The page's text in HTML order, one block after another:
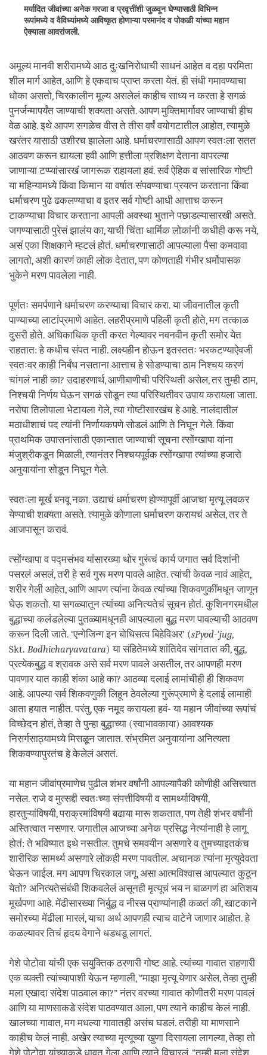
मर्यादित जीवांच्या अनेक गरजा व प्रवृत्तींशी जुळवून घेण्यासाठी विभिन्न
रूपांमध्ये व वैविध्यांमध्ये आविष्कृत होणाऱ्या परमानंद व पोकळी यांच्या महान
ऐक्याला आदरांजली.
अमूल्य मानवी शरीरामध्ये आठ दुःखनिरोधाची साधनं आहेत व दहा परमिता
शील मार्ग आहेत, आणि हे एकदाच प्राप्त करता येतं. ही संधी गमावण्याचा
धोका असतो, चिरकालीन मूल्य असलेलं काहीच साध्य न करता हे सगळं
पुनर्जन्मापर्यंत जाण्याची शक्यता असते. आपण मुक्तिमार्गावर जाण्याची हीच
वेळ आहे. इथे आपण सगळेच वीस ते तीस वर्षं वयोगटातील आहोत, त्यामुळे
खरंतर यासाठी उशीरच झालेला आहे. धर्माचरणासाठी आपण स्वतःला सतत
आठवण करून द्यायला हवी आणि हत्तीला प्रशिक्षण देताना वापरल्या
जाणाऱ्या टप्प्यांसारखं जागरूक राहायला हवं. सर्व ऐहिक व सांसारिक गोष्टी
या महिन्यामध्ये किंवा किमान या वर्षात संपवण्याचा प्रयत्न करताना किंवा
धर्माचरण पुढे ढकलण्याचा व इतर सर्व गोष्टी आधी आत्ताच करून
टाकण्याचा विचार करताना आपली अवस्था भुताने पछाडल्यासारखी असते.
जगण्यासाठी पुरेसं झालंय का, याची चिंता धार्मिक लोकांनी कधीही करू नये,
असं एका शिक्षकाने म्हटलं होतं. धर्माचरणासाठी आपल्याला पैसा कमवावा
लागतो, अशी कारणं काही लोक देतात, पण कोणताही गंभीर धर्मोपासक
भुकेने मरण पावलेला नाही.
पूर्णतः समर्पणाने धर्माचरण करण्याचा विचार करा. या जीवनातील कृती
पाण्याच्या लाटांप्रमाणे आहेत. लहरीप्रमाणे पहिली कृती होते, मग तत्काळ
दुसरी होते. अधिकाधिक कृती करत गेल्यावर नवनवीन कृती समोर येत
राहतात: हे कधीच संपत नाही. लक्ष्यहीन होऊन इतस्ततः भरकटण्याऐवजी
स्वतःवर काही निर्बंध नसताना आत्ताच हे सोडण्याचा ठाम निश्चय करणं
चांगलं नाही का? उदाहरणार्थ, आणीबाणीची परिस्थिती असेल, तर तुम्ही ठाम,
निश्चयी निर्णय घेऊन सगळं सोडून त्या परिस्थितीवर उपाय करायला जाता.
नरोपा तिलोपाला भेटायला गेले, त्या गोष्टीसारखंच हे आहे. नालंदातील
मठाधीशाचं पद त्यांनी निर्णायकपणे सोडलं आणि ते निघून गेले. किंवा
प्राथमिक उपासनांसाठी एकान्तात जाण्याची सूचना त्सोंग्खापा यांना
मंजुश्रीकडून मिळाली, त्यानंतर निश्चयपूर्वक त्सोंग्खापा त्यांच्या हजारो
अनुयायांना सोडून निघून गेले.
स्वतःला मूर्ख बनवू नका. उद्याचं धर्माचरण होण्यापूर्वी आजचा मृत्यू लवकर
येण्याची शक्यता असते. त्यामुळे कोणाला धर्माचरण करायचं असेल, तर ते
आजपासून करावं.
त्सोंग्खापा व पद्मसंभव यांसारख्या थोर गुरूंचं कार्य जगात सर्व दिशांनी
पसरलं असलं, तरी हे सर्व गुरू मरण पावले आहेत. त्यांची केवळ नावं आहेत,
शरीर गेली आहेत, आणि आपण त्यांना केवळ त्यांच्या शिकवणुकींमधून जाणून
घेऊ शकतो. या सगळ्यातून त्यांच्या अनित्यतेचं सूचन होतं. कुशिनगरमधील
बुद्धाच्या कलंडलेल्या पुतळ्यामधूनही आपल्याला बुद्ध मरण पावल्याची आठवण
करून दिली जाते. ‘एन्गेजिन्ग इन बोधिसत्व बिहेविअर’ (sPyod-‘jug,
Skt. Bodhicharyavatara) या संहितेमध्ये शांतिदेव सांगतात की, बुद्ध,
प्रत्येकबुद्ध व श्रावक असे सर्व मरण पावले असतील, तर आपणही मरण
पावणार यात काही शंका आहे का? आठव्या दलाई लामांचीही ही शिकवण
आहे. आपल्या सर्व शिकवणुकी लिहून ठेवलेल्या गुरूंप्रमाणे हे दलाई लामाही
आता हयात नाहीत. परंतु, एक नमूद करायला हवं- या महान जीवांच्या रूपांचं
विच्छेदन होतं, तेव्हा ते पुन्हा बुद्धाच्या (स्वाभावकाया) आवश्यक
निसर्गसाठ्यामध्ये मिसळून जातात. संभ्रमित अनुयायांना अनित्यता
शिकवण्यापुरतंच हे केलेलं असतं.
या महान जीवांप्रमाणेच पुढील शंभर वर्षांनी आपल्यापैकी कोणीही असित्त्वात
नसेल. राजे व मुत्सद्दी स्वतःच्या संपत्तीविषयी व सामर्थ्याविषयी,
हारतुऱ्यांविषयी, पराक्रमांविषयी बढाया मारू शकतात, पण तेही शंभर वर्षांनी
अस्तित्वात नसणार. जगातील आजच्या अनेक प्रसिद्ध नेत्यांनाही हे लागू
होतं: ते भविष्यात इथे नसतील. तुमचे समवयीन असणारे व तुमच्याइतकंच
शारीरिक सामर्थ्य असणारे लोकही मरण पावतील. अचानक त्यांना मृत्युदेवता
घेऊन जाईल. मग आपण चिरकाल जगू, असा आत्मविश्वास आपल्यात कुठून
येतो? अनित्यतेसंबंधी शिकवलेलं असूनही मृत्यूचं भय न बाळगणं हा अतिशय
मूर्खपणा आहे. मेंढीसारख्या निर्बुद्ध व नीरस प्राण्यांनाही कळतं की, खाटकाने
समोरच्या मेंढीला मारलं, याचा अर्थ आपणही त्याच वाटेने जाणार आहोत. हे
कळल्यावर तिचं हृदय वेगाने धडधडू लागतं.
गेशे पोटोवा यांची एक सयुक्तिक ठरणारी गोष्ट आहे. त्यांच्या गावात राहणारी
एक व्यक्ती त्यांच्यापाशी येऊन म्हणाली, “माझा मृत्यू येणार असेल, तेव्हा तुम्ही
मला एखादा संदेश पाठवाल का?” नंतर वरच्या गावात कोणीतरी मरण पावलं
आणि या माणसाकडे संदेश पाठवण्यात आला, पण त्याने काहीच केलं नाही.
खालच्या गावात, मग मधल्या गावातही असंच घडलं. तरीही या माणसाने
काहीच केलं नाही. अखेर त्याच्या मृत्यूच्या खुणा दिसायला लागल्या, तेव्हा तो